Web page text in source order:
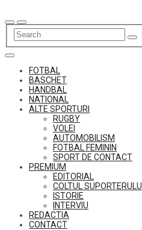
to
content
FOTBAL
BASCHET
HANDBAL
NATIONAL
ALTE SPORTURI
RUGBY
VOLEI
AUTOMOBILISM
FOTBAL FEMININ
SPORT DE CONTACT
PREMIUM
EDITORIAL
COLTUL SUPORTERULUI
ISTORIE
INTERVIU
REDACTIA
CONTACT